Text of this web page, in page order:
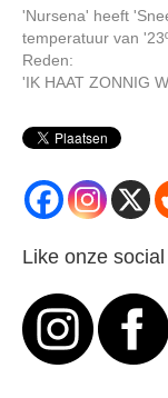
'Nursena' heeft
temperatuur van
Reden:
'IK HAAT ZONNIG
Like onze